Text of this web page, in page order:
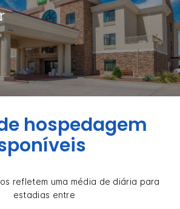
hospedagem
refletem uma média de diária para
estadias entre